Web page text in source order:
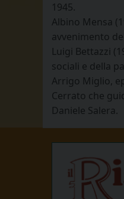
1945.
Albino Mensa
avvenimento
Luigi Bettazzi
sociali e della
Arrigo Miglio,
Cerrato che
Daniele Salera.